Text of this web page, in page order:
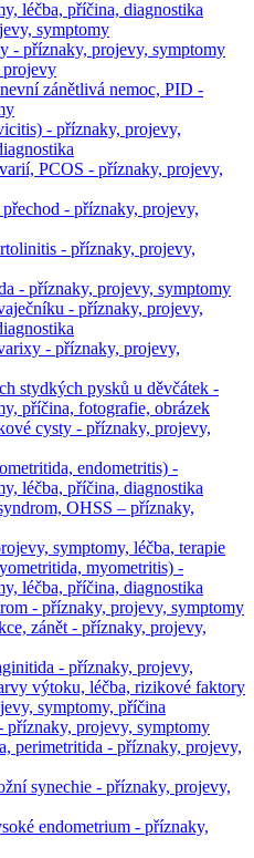
léčba, příčina, diagnostika
symptomy
- příznaky, projevy, symptomy
zánětlivá nemoc, PID -
- příznaky, projevy,
PCOS - příznaky, projevy,
- příznaky, projevy,
- příznaky, projevy,
- příznaky, projevy, symptomy
- příznaky, projevy,
- příznaky, projevy,
stydkých pysků u děvčátek -
příčina, fotografie, obrázek
cysty - příznaky, projevy,
endometritis) -
léčba, příčina, diagnostika
OHSS – příznaky,
symptomy, léčba, terapie
myometritis) -
léčba, příčina, diagnostika
- příznaky, projevy, symptomy
zánět - příznaky, projevy,
- příznaky, projevy,
výtoku, léčba, rizikové faktory
symptomy, příčina
příznaky, projevy, symptomy
perimetritida - příznaky, projevy,
synechie - příznaky, projevy,
endometrium - příznaky,